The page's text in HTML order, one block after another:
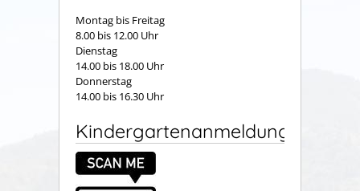
Montag bis Freitag
8.00 bis 12.00 Uhr
Dienstag
14.00 bis 18.00 Uhr
Donnerstag
14.00 bis 16.30 Uhr
Kindergartenanmeldung